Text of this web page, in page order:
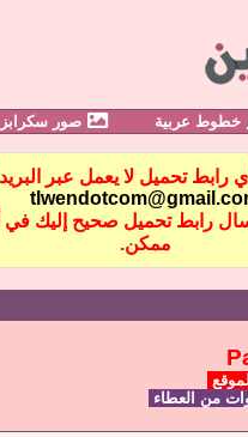
خطوط عربية صور سكرابز
رابط تحميل لا يعمل عبر البريد
رابط تحميل صحيح إليك
ممكن.